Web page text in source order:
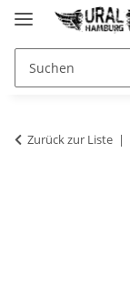
Zurück zur Liste